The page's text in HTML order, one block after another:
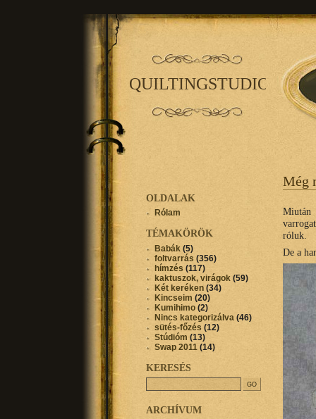
QUILTINGSTUDIO
Még
Miután
róluk.
De a
OLDALAK
Rólam
TÉMAKÖRÖK
Babák (5)
foltvarrás (356)
hímzés (117)
kaktuszok, virágok (59)
Két keréken (34)
Kincseim (20)
Kumihimo (2)
Nincs kategorizálva (46)
sütés-főzés (12)
Stúdióm (13)
Swap 2011 (14)
KERESÉS
ARCHÍVUM